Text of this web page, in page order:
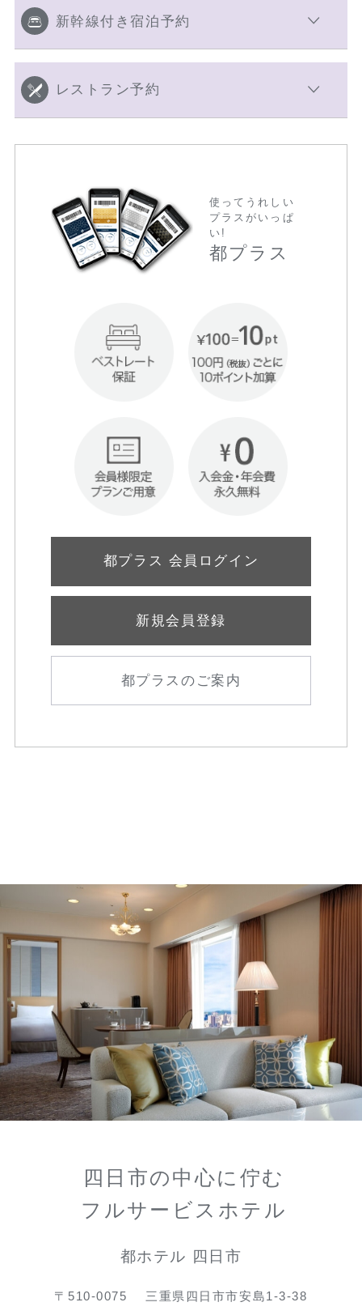
新幹線付き宿泊予約
レストラン予約
使ってうれしい
プラスがいっぱ
い!
都プラス
都プラス 会員ログイン
新規会員登録
都プラスのご案内
四日市の中心に佇む
フルサービスホテル
都ホテル 四日市
〒510-0075
三重県四日市市安島1-3-38